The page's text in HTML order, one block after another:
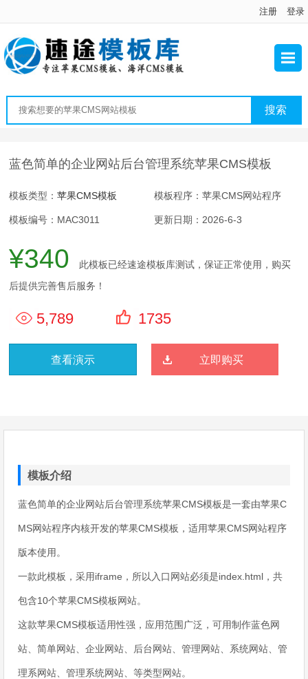
注册 登录
蓝色简单的企业网站后台管理系统苹果CMS模板
模板类型：苹果CMS模板 模板程序：苹果CMS网站程序
模板编号：MAC3011 更新日期：2026-6-3
¥340
此模板已经速途模板库测试，保证正常使用，购买
后提供完善售后服务！
5,789 1735
查看演示 立即购买
模板介绍
蓝色简单的企业网站后台管理系统苹果CMS模板是一套由苹果C
MS网站程序内核开发的苹果CMS模板，适用苹果CMS网站程序
版本使用。
一款此模板，采用iframe，所以入口网站必须是index.html，共
包含10个苹果CMS模板网站。
这款苹果CMS模板适用性强，应用范围广泛，可用制作蓝色网
站、简单网站、企业网站、后台网站、管理网站、系统网站、管
理系网站、管理系统网站、等类型网站。